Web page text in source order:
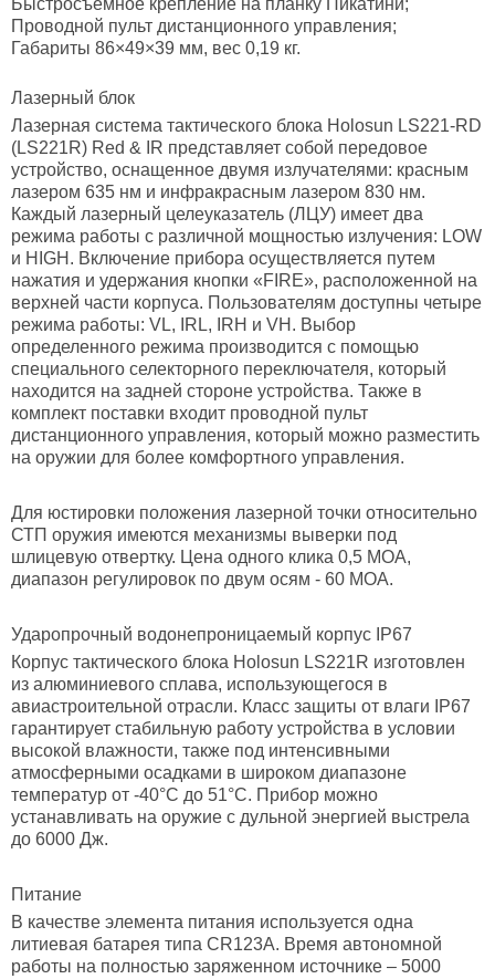
Быстросъемное крепление на планку Пикатини;
Проводной пульт дистанционного управления;
Габариты 86×49×39 мм, вес 0,19 кг.
Лазерный блок
Лазерная система тактического блока Holosun LS221-RD
(LS221R) Red & IR представляет собой передовое
устройство, оснащенное двумя излучателями: красным
лазером 635 нм и инфракрасным лазером 830 нм.
Каждый лазерный целеуказатель (ЛЦУ) имеет два
режима работы с различной мощностью излучения: LOW
и HIGH. Включение прибора осуществляется путем
нажатия и удержания кнопки «FIRE», расположенной на
верхней части корпуса. Пользователям доступны четыре
режима работы: VL, IRL, IRH и VH. Выбор
определенного режима производится с помощью
специального селекторного переключателя, который
находится на задней стороне устройства. Также в
комплект поставки входит проводной пульт
дистанционного управления, который можно разместить
на оружии для более комфортного управления.
Для юстировки положения лазерной точки относительно
СТП оружия имеются механизмы выверки под
шлицевую отвертку. Цена одного клика 0,5 МОА,
диапазон регулировок по двум осям - 60 МОА.
Ударопрочный водонепроницаемый корпус IP67
Корпус тактического блока Holosun LS221R изготовлен
из алюминиевого сплава, использующегося в
авиастроительной отрасли. Класс защиты от влаги IP67
гарантирует стабильную работу устройства в условии
высокой влажности, также под интенсивными
атмосферными осадками в широком диапазоне
температур от -40°C до 51°C. Прибор можно
устанавливать на оружие с дульной энергией выстрела
до 6000 Дж.
Питание
В качестве элемента питания используется одна
литиевая батарея типа CR123A. Время автономной
работы на полностью заряженном источнике – 5000